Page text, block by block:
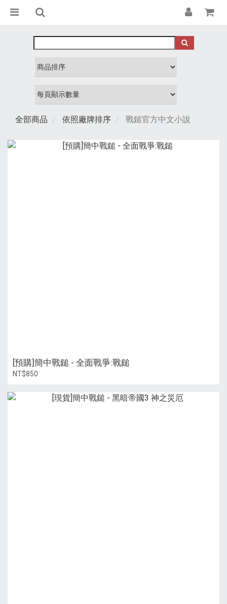
全部商品 依照廠牌排序 戰鎚官方中文小說
[預購]簡中戰鎚 - 全面戰爭:戰鎚
NT$850